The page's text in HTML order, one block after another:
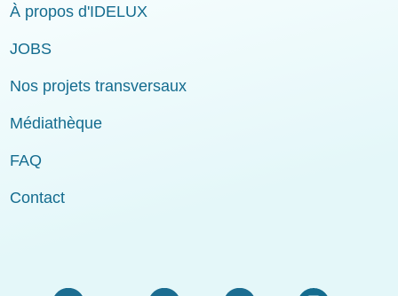
À propos d'IDELUX
JOBS
Nos projets transversaux
Médiathèque
FAQ
Contact